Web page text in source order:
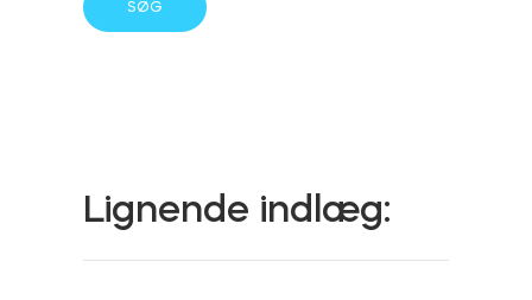
Door Sensor
Lignende indlæg: